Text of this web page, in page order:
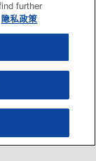
further
隐私政策